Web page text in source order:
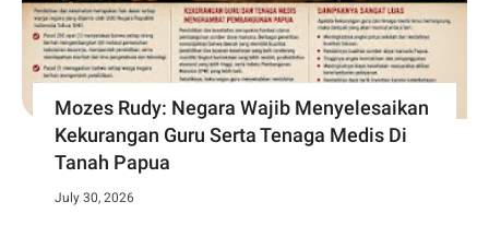
Mozes Rudy: Negara Wajib Menyelesaikan
Kekurangan Guru Serta Tenaga Medis Di
Tanah Papua
July 30, 2026